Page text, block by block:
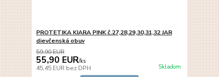
PROTETIKA KIARA PINK č.27,28,29,30,31,32 JAR
dievčenská obuv
59,90 EUR
55,90 EUR/ks
45,45 EUR bez DPH Skladom